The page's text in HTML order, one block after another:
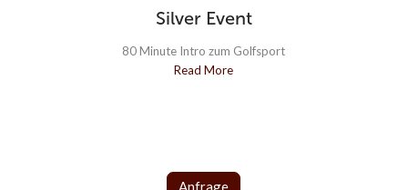
Silver Event
80 Minute Intro zum Golfsport
Read More
Anfrage